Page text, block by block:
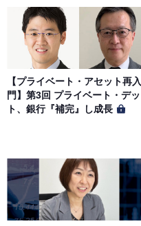
【プライベート・アセット再入
門】第3回 プライベート・デッ
ト、銀行『補完』し成長